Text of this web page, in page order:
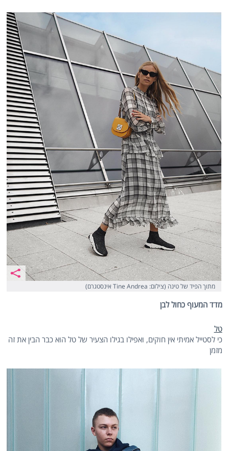
מתוך הפיד של טינה (צילום: Tine Andrea אינסטגרם)
מדד המעוף כחול לבן
טל
כי לסטייל אמיתי אין חוקים, ואפילו בגילו הצעיר של טל הוא כבר הבין את זה
מזמן